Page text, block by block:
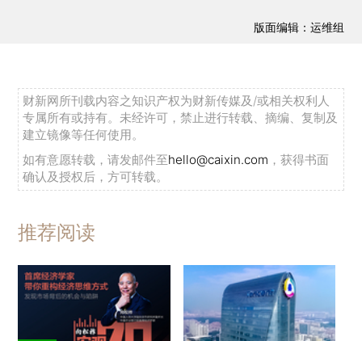
版面编辑：运维组
财新网所刊载内容之知识产权为财新传媒及/或相关权利人
专属所有或持有。未经许可，禁止进行转载、摘编、复制及
建立镜像等任何使用。
如有意愿转载，请发邮件至hello@caixin.com ，获得书面
确认及授权后，方可转载。
推荐阅读